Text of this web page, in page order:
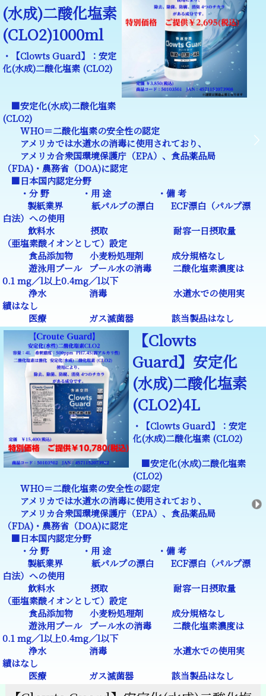
(水成)二酸化塩素
(CLO2)1000ml
・【Clowts Guard】：安定
化(水成)二酸化塩素 (CLO2)
■安定化(水成)二酸化塩素
(CLO2)
WHO＝二酸化塩素の安全性の認定
アメリカでは水道水の消毒に使用されており、
アメリカ合衆国環境保護庁（EPA）、食品薬品局
（FDA)・農務省（DOA)に認定
■日本国内認定分野
・分 野 ・用 途 ・備 考
製紙業界 紙パルプの漂白 ECF漂白（パルプ漂
白法）への使用
飲料水 摂取 耐容一日摂取量
（亜塩素酸イオンとして）設定
食品添加物 小麦粉処理剤 成分規格なし
遊泳用プール プール水の消毒 二酸化塩素濃度は
0.1 mg／l以上0.4mg／l以下
浄水 消毒 水道水での使用実
績はなし
医療 ガス滅菌器 該当製品はなし
【Clowts
Guard】安定化
(水成)二酸化塩素
(CLO2)4L
・【Clowts Guard】：安定
化(水成)二酸化塩素 (CLO2)
■安定化(水成)二酸化塩素
(CLO2)
WHO＝二酸化塩素の安全性の認定
アメリカでは水道水の消毒に使用されており、
アメリカ合衆国環境保護庁（EPA）、食品薬品局
（FDA)・農務省（DOA)に認定
■日本国内認定分野
・分 野 ・用 途 ・備 考
製紙業界 紙パルプの漂白 ECF漂白（パルプ漂
白法）への使用
飲料水 摂取 耐容一日摂取量
（亜塩素酸イオンとして）設定
食品添加物 小麦粉処理剤 成分規格なし
遊泳用プール プール水の消毒 二酸化塩素濃度は
0.1 mg／l以上0.4mg／l以下
浄水 消毒 水道水での使用実
績はなし
医療 ガス滅菌器 該当製品はなし